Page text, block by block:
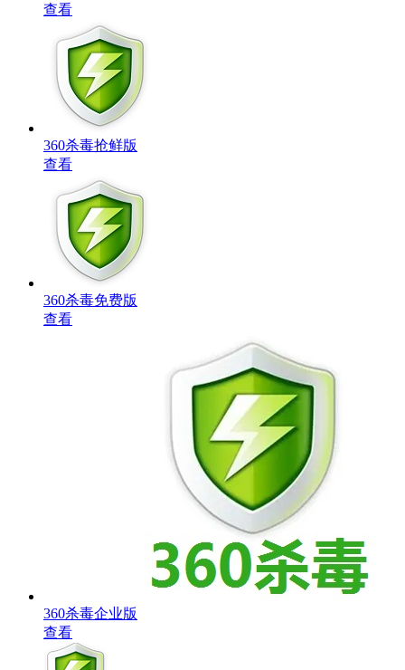
查看
360杀毒抢鲜版
查看
360杀毒免费版
查看
360杀毒企业版
查看